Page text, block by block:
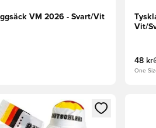
VM 2026 - Svart/Vit
Vit/
48 kr
One
för att logga in eller registrera